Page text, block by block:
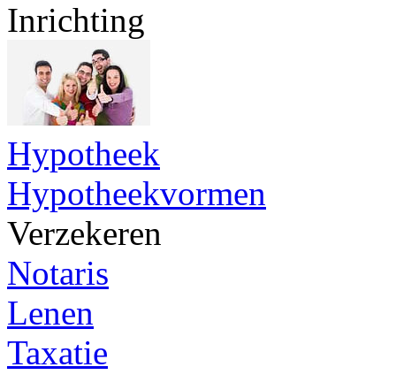
Inrichting
Hypotheek
Hypotheekvormen
Verzekeren
Notaris
Lenen
Taxatie